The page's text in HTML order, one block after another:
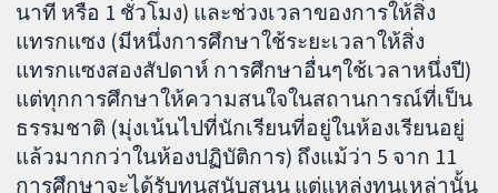
นาที หรือ 1 ชั่วโมง) และช่วงเวลาของการให้สิ่ง
แทรกแซง (มีหนึ่งการศึกษาใช้ระยะเวลาให้สิ่ง
แทรกแซงสองสัปดาห์ การศึกษาอื่นๆใช้เวลาหนึ่งปี)
แต่ทุกการศึกษาให้ความสนใจในสถานการณ์ที่เป็น
ธรรมชาติ (มุ่งเน้นไปที่นักเรียนที่อยู่ในห้องเรียนอยู่
แล้วมากกว่าในห้องปฏิบัติการ) ถึงแม้ว่า 5 จาก 11
การศึกษาจะได้รับทุนสนับสนุน แต่แหล่งทุนเหล่านั้น